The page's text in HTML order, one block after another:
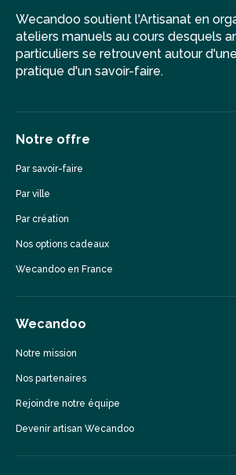
Wecandoo soutient l'Artisanat en
ateliers manuels au cours desquels
particuliers se retrouvent autour
pratique d'un savoir-faire.
Notre offre
Par savoir-faire
Par ville
Par création
Nos options cadeaux
Wecandoo en France
Wecandoo
Notre mission
Nos partenaires
Rejoindre notre équipe
Devenir artisan Wecandoo